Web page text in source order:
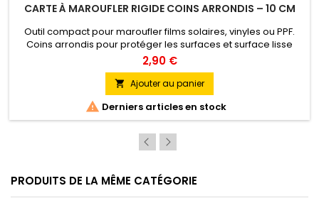
CARTE À MAROUFLER RIGIDE COINS ARRONDIS – 10 CM
Outil compact pour maroufler films solaires, vinyles ou PPF.
Coins arrondis pour protéger les surfaces et surface lisse
pour un marouflage précis. Couleurs : Silver, White, Gold, Blue.
2,90 €
 Ajouter au panier
 Derniers articles en stock
PRODUITS DE LA MÊME CATÉGORIE